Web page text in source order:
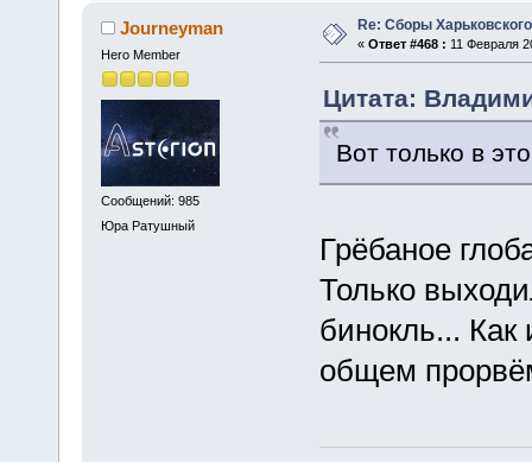
Journeyman
Hero Member
Сообщений: 985
Юра Ратушный
Re: Сборы
« Ответ #468 : 11 Февраля
Цитата:
Вот только в
Грёбаное
Только
бинокль... Как
общем